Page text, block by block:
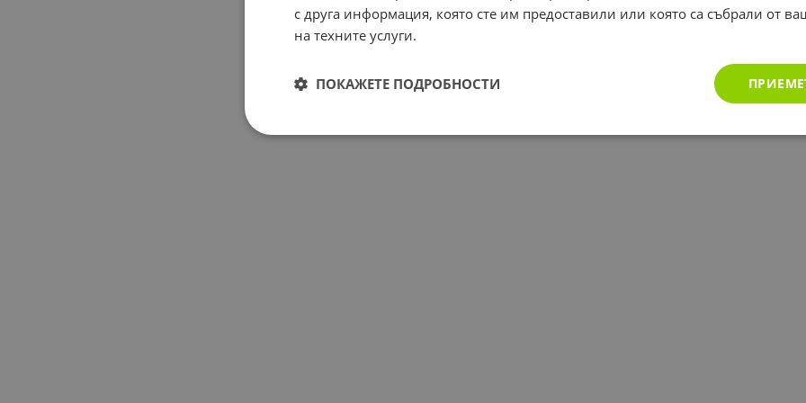
с друга информация, която сте им предоставили или която са събрали от
на техните услуги.
ПОКАЖЕТЕ ПОДРОБНОСТИ